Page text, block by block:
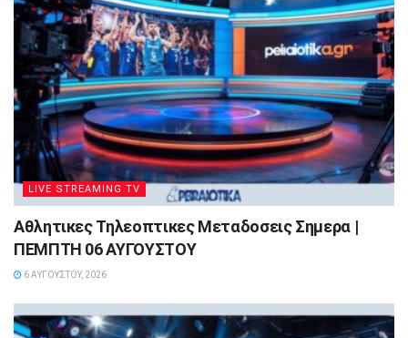
LIVE STREAMING TV
Αθλητικες Τηλεοπτικες Μεταδοσεις Σημερα |
ΠΕΜΠΤΗ 06 ΑΥΓΟΥΣΤΟΥ
6 ΑΥΓΟΎΣΤΟΥ, 2026